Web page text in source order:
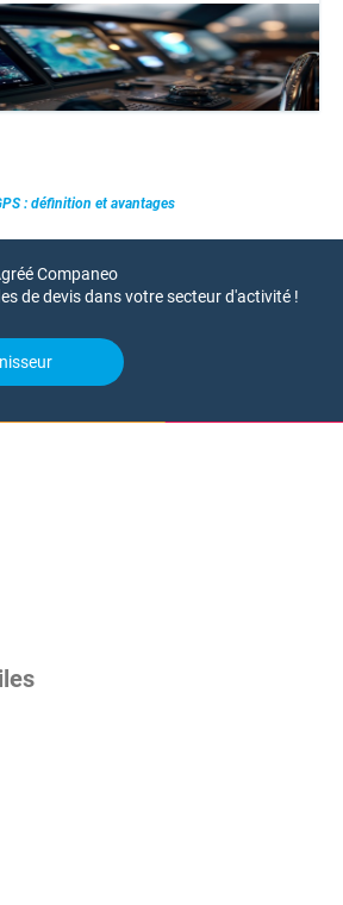
: définition et avantages
Companeo
de devis dans votre secteur d'activité !